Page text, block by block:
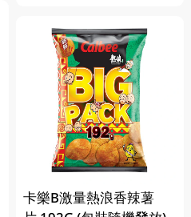
卡樂B激量熱浪香辣薯